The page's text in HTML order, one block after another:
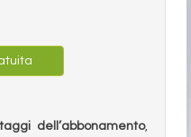
dell’abbonamento,